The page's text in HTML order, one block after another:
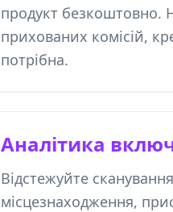
продукт безкоштовно.
прихованих комісій,
потрібна.
Аналітика
Відстежуйте
місцезнаходження,